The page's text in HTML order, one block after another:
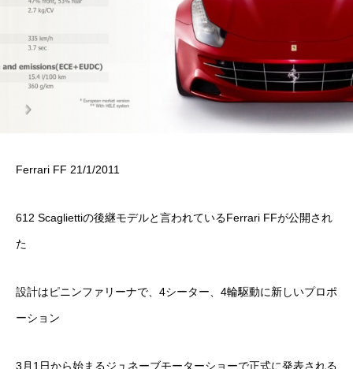
Ferrari FF 21/1/2011
612 Scagliettiの後継モデルと言われているFerrari FFが公開され
た
設計はピニンファリーナで、4シーター、4輪駆動に新しいプロポ
ーション
3月1日から始まるジュネーブモーターショーで正式に発表される